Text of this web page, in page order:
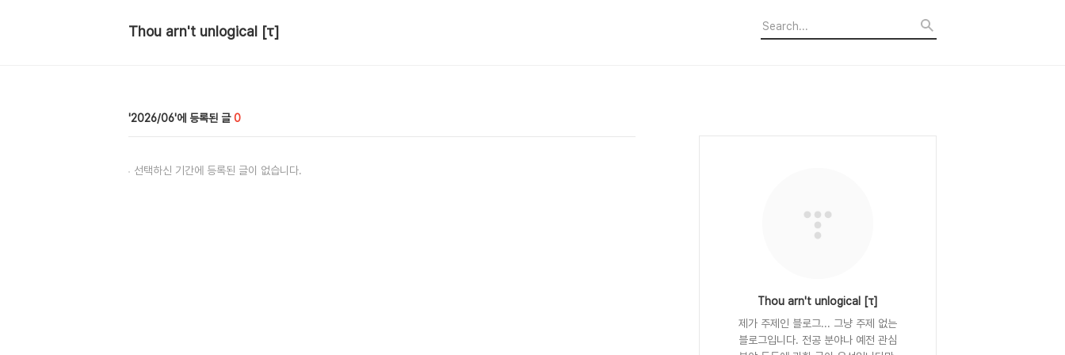
Thou arn't unlogical [τ]
2026/06 0
선택하신 기간에 등록된 글이 없습니다.
Thou arn't unlogical [τ]
제가 주제인 블로그... 그냥 주제 없는
블로그입니다. 전공 분야나 예전 관심